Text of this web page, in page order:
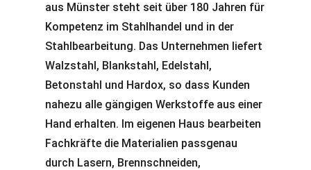
aus Münster steht seit über 180 Jahren für
Kompetenz im Stahlhandel und in der
Stahlbearbeitung. Das Unternehmen liefert
Walzstahl, Blankstahl, Edelstahl,
Betonstahl und Hardox, so dass Kunden
nahezu alle gängigen Werkstoffe aus einer
Hand erhalten. Im eigenen Haus bearbeiten
Fachkräfte die Materialien passgenau
durch Lasern, Brennschneiden,